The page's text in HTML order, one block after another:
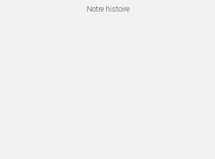
Notre histoire